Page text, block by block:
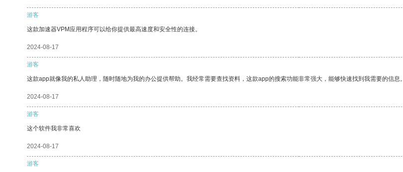
游客
这款加速器VPM应用程序可以给你提供最高速度和安全性的连接。
2024-08-17
游客
这款app就像我的私人助理，随时随地为我的办公提供帮助。我经常需要查找资料，这款app的搜索功能非常强大，能够快速找到我需要的信息。
2024-08-17
游客
这个软件我非常喜欢
2024-08-17
游客